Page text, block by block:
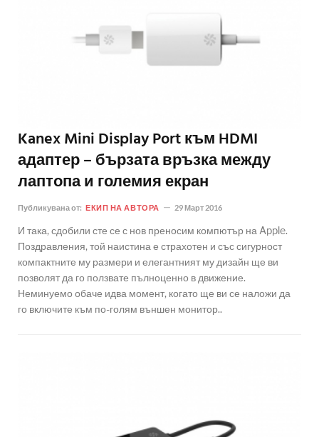
Kanex Mini Display Port към HDMI
адаптер – бързата връзка между
лаптопа и големия екран
Публикувана от: ЕКИП НА АВТОРА 29 Март 2016
И така, сдобили сте се с нов преносим компютър на Apple.
Поздравления, той наистина е страхотен и със сигурност
компактните му размери и елегантният му дизайн ще ви
позволят да го ползвате пълноценно в движение.
Неминуемо обаче идва момент, когато ще ви се наложи да
го включите към по-голям външен монитор..